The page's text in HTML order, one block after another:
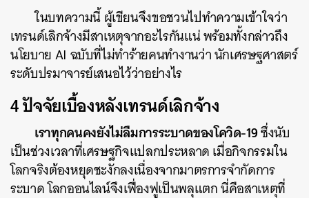
ในบทความนี้ ผู้เขียนจึงขอชวนไปทำความเข้าใจว่า
เทรนด์เลิกจ้างมีสาเหตุจากอะไรกันแน่ พร้อมทั้งกล่าวถึง
นโยบาย AI ฉบับที่ไม่ทำร้ายคนทำงานว่า นักเศรษฐศาสตร์
ระดับปรมาจารย์เสนอไว้ว่าอย่างไร
4 ปัจจัยเบื้องหลังเทรนด์เลิกจ้าง
เราทุกคนคงยังไม่ลืมการระบาดของโควิด-19ซึ่งนับ
เป็นช่วงเวลาที่เศรษฐกิจแปลกประหลาด เมื่อกิจกรรมใน
โลกจริงต้องหยุดชะงักลงเนื่องจากมาตรการจำกัดการ
ระบาด โลกออนไลน์จึงเฟื่องฟูเป็นพลุแตก นี่คือสาเหตุที่